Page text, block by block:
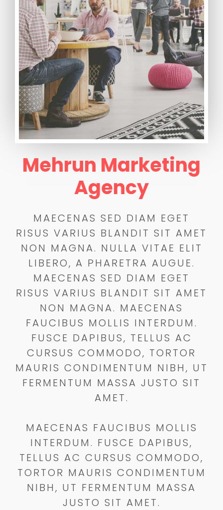
Mehrun Marketing
Agency
MAECENAS SED DIAM EGET
RISUS VARIUS BLANDIT SIT AMET
NON MAGNA. NULLA VITAE ELIT
LIBERO, A PHARETRA AUGUE.
MAECENAS SED DIAM EGET
RISUS VARIUS BLANDIT SIT AMET
NON MAGNA. MAECENAS
FAUCIBUS MOLLIS INTERDUM.
FUSCE DAPIBUS, TELLUS AC
CURSUS COMMODO, TORTOR
MAURIS CONDIMENTUM NIBH, UT
FERMENTUM MASSA JUSTO SIT
AMET.
MAECENAS FAUCIBUS MOLLIS
INTERDUM. FUSCE DAPIBUS,
TELLUS AC CURSUS COMMODO,
TORTOR MAURIS CONDIMENTUM
NIBH, UT FERMENTUM MASSA
JUSTO SIT AMET.